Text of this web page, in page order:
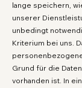
lange speichern,
unserer
unbedingt
Kriterium bei uns.
Grund für die
vorhanden ist. In